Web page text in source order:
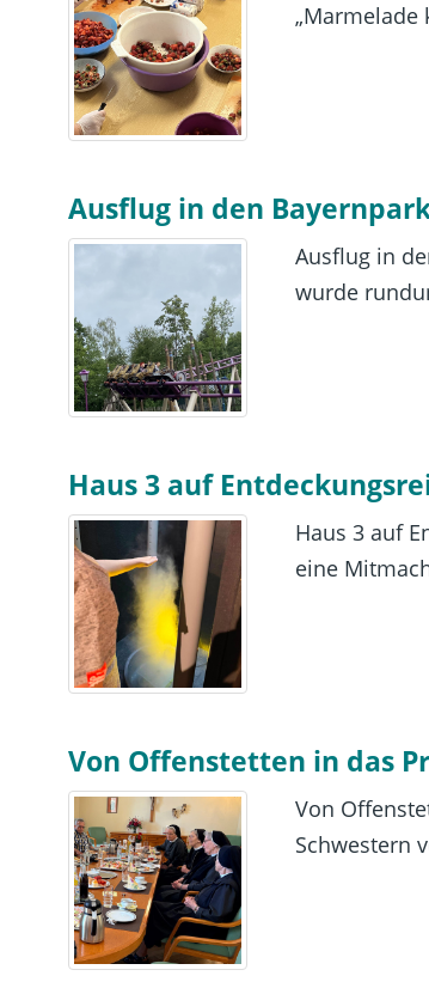
„Marmelade
Ausflug in den
Ausflug in
wurde
Haus 3 auf
Haus 3 auf
eine
Von Offenstetten in das
Von
Schwestern